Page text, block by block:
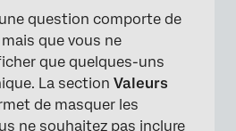
question comporte de
que vous ne
que quelques-uns
La section Valeurs
de masquer les
ne souhaitez pas inclure